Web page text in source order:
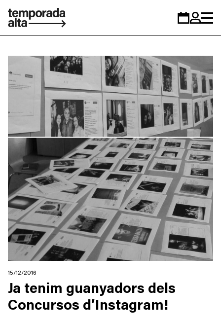
Temporada
personal
15/12/2016
Ja tenim guanyadors dels
Concursos d’Instagram!